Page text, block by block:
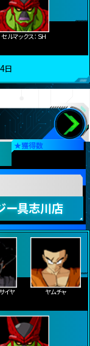
セルマックス：ＳＨ
日
★獲得数
ー具志川店
イヤ
ヤムチャ